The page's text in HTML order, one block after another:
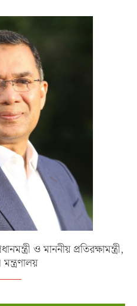
ও মাননীয় প্রতিরক্ষামন্ত্রী,
মন্ত্রণালয়